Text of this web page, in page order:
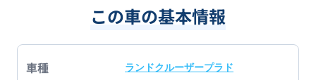
この車の基本情報
車種 ランドクルーザープラド